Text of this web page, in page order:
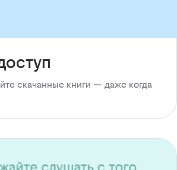
скачанные книги — даже когда